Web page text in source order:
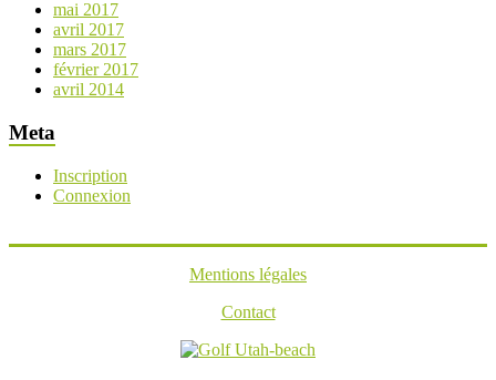
mai 2017
avril 2017
mars 2017
février 2017
avril 2014
Meta
Inscription
Connexion
Mentions légales
Contact